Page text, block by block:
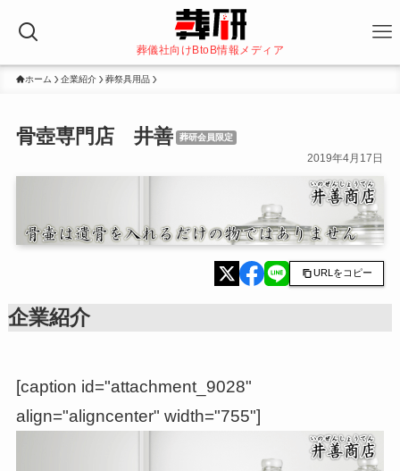
葬儀社向けBtoB情報メディア
ホーム 企業紹介 葬祭具用品
骨壺専門店 井善 葬研会員限定
2019年4月17日
URLをコピー
企業紹介
[caption id="attachment_9028"
align="aligncenter" width="755"]